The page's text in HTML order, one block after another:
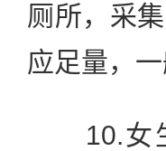
厕所，采
应足量，
10.女生